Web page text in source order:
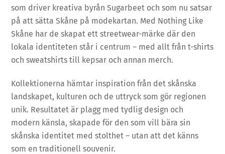
som driver kreativa byrån Sugarbeet och som nu satsar
på att sätta Skåne på modekartan. Med Nothing Like
Skåne har de skapat ett streetwear-märke där den
lokala identiteten står i centrum – med allt från t-shirts
och sweatshirts till kepsar och annan merch.
Kollektionerna hämtar inspiration från det skånska
landskapet, kulturen och de uttryck som gör regionen
unik. Resultatet är plagg med tydlig design och
modern känsla, skapade för den som vill bära sin
skånska identitet med stolthet – utan att det känns
som en traditionell souvenir.